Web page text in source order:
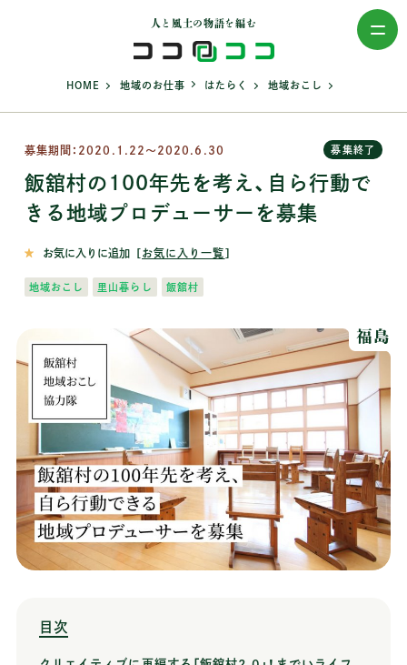
人と風土の物語を編む
HOME 地域のお仕事 > はたらく 地域おこし >
募集期間：2020.1.22～2020.6.30 募集終了
飯舘村の100年先を考え、自ら行動で
きる地域プロデューサーを募集
お気に入りに追加 ［お気に入り一覧］
地域おこし 里山暮らし 飯舘村
福島
目次